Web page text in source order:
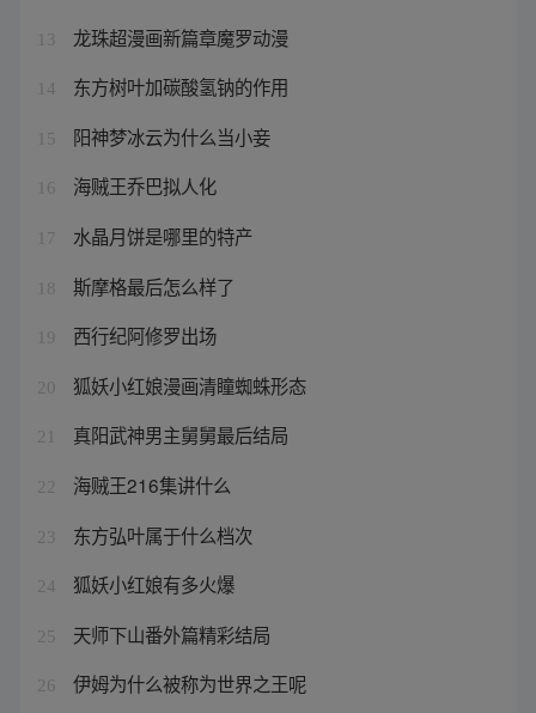
13 龙珠超漫画新篇章魔罗动漫
14 东方树叶加碳酸氢钠的作用
15 阳神梦冰云为什么当小妾
16 海贼王乔巴拟人化
17 水晶月饼是哪里的特产
18 斯摩格最后怎么样了
19 西行纪阿修罗出场
20 狐妖小红娘漫画清瞳蜘蛛形态
21 真阳武神男主舅舅最后结局
22 海贼王216集讲什么
23 东方弘叶属于什么档次
24 狐妖小红娘有多火爆
25 天师下山番外篇精彩结局
26 伊姆为什么被称为世界之王呢